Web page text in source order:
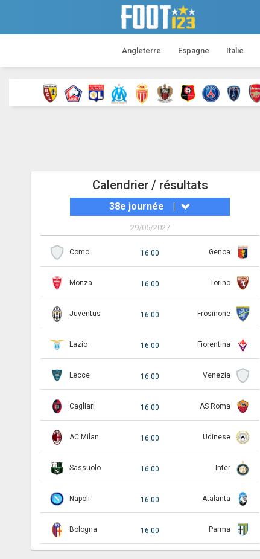
Angleterre Espagne Italie
Calendrier / résultats
38e journée |
29/05/2027
Como 16:00 Genoa
Monza 16:00 Torino
Juventus 16:00 Frosinone
Lazio 16:00 Fiorentina
Lecce 16:00 Venezia
Cagliari 16:00 AS Roma
AC Milan 16:00 Udinese
Sassuolo 16:00 Inter
Napoli 16:00 Atalanta
Bologna 16:00 Parma